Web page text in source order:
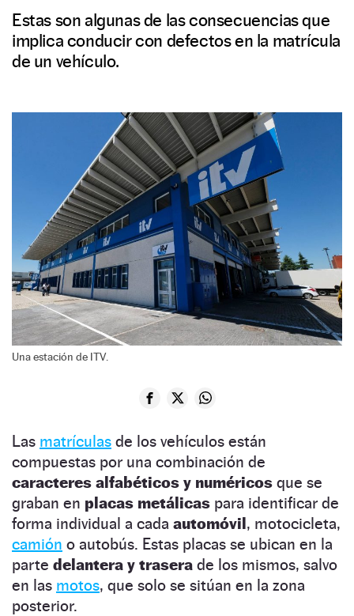
Estas son algunas de las consecuencias que
implica conducir con defectos en la matrícula
de un vehículo.
Una estación de ITV.
Las matrículas de los vehículos están
compuestas por una combinación de
caracteres alfabéticos y numéricos que se
graban en placas metálicas para identificar de
forma individual a cada automóvil, motocicleta,
camión o autobús. Estas placas se ubican en la
parte delantera y trasera de los mismos, salvo
en las motos, que solo se sitúan en la zona
posterior.